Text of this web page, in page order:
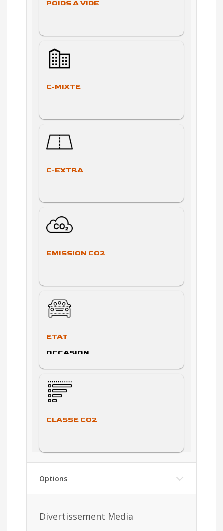
POIDS A VIDE
C-MIXTE
C-EXTRA
EMISSION CO2
ETAT
OCCASION
CLASSE CO2
Options
Divertissement Media